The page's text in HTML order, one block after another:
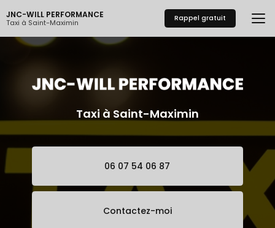
au
contenu
principal
JNC-WILL PERFORMANCE
Taxi à Saint-Maximin Rappel gratuit
Taxi à Saint-Maximin
06 07 54 06 87
Contactez-moi